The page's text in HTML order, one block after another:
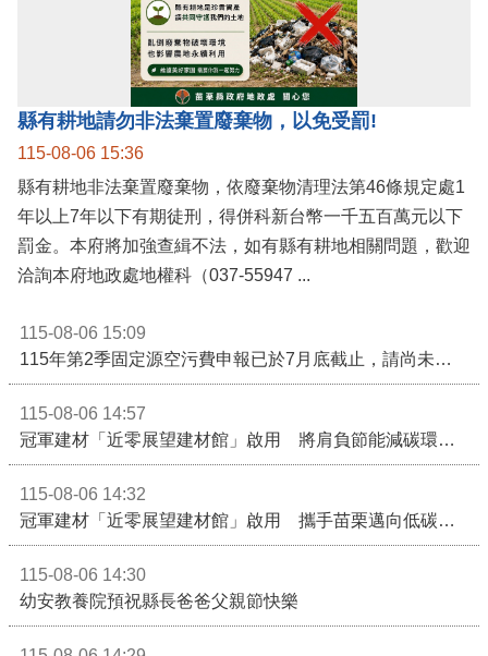
縣有耕地請勿非法棄置廢棄物，以免受罰!
115-08-06 15:36
縣有耕地非法棄置廢棄物，依廢棄物清理法第46條規定處1
年以上7年以下有期徒刑，得併科新台幣一千五百萬元以下
罰金。本府將加強查緝不法，如有縣有耕地相關問題，歡迎
115-08-06 15:09
115-08-06 14:57
115-08-06 14:32
115-08-06 14:30
幼安教養院預祝縣長爸爸父親節快樂
115-08-06 14:29